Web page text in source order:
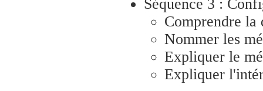
Séquence 3 :
Comprendre la
Nommer les
Expliquer le
Expliquer